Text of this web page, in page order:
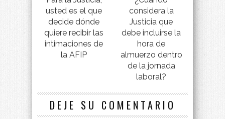
usted es el que
decide dónde
quiere recibir las
intimaciones de
la AFIP
considera la
Justicia que
debe incluirse la
hora de
almuerzo dentro
de la jornada
laboral?
DEJE SU COMENTARIO